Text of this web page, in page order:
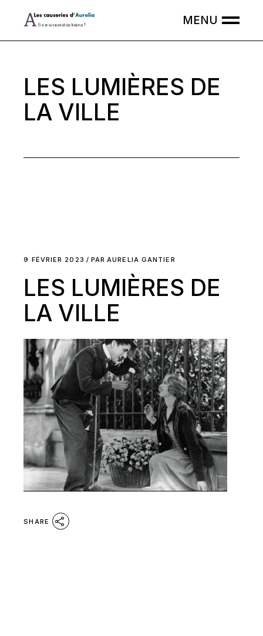
LES LUMIÈRES DE
LA VILLE
9 FÉVRIER 2023 PAR AURELIA GANTIER
LES LUMIÈRES DE
LA VILLE
SHARE